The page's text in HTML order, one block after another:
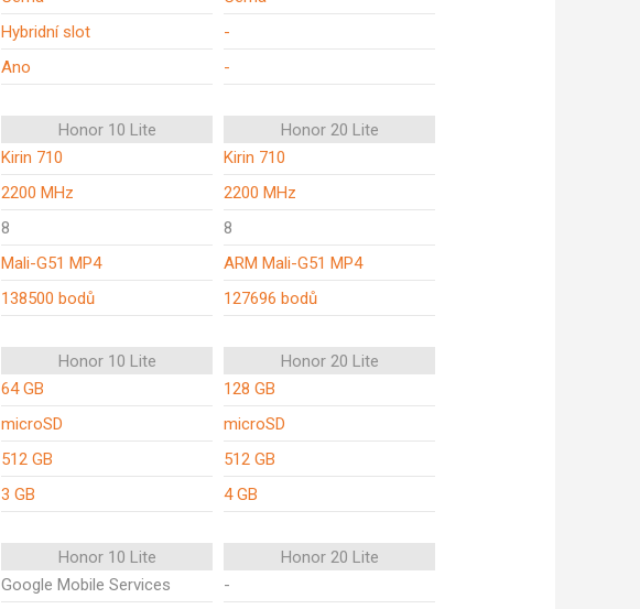
Hybridní slot
-
Ano -
Honor 10 Lite
Honor 20 Lite
Kirin 710
Kirin 710
2200 MHz
2200 MHz
8
8
Mali-G51 MP4
ARM Mali-G51 MP4
138500 bodů 127696 bodů
Honor 10 Lite
Honor 20 Lite
64 GB
128 GB
microSD
microSD
512 GB
512 GB
3 GB 4 GB
Honor 10 Lite
Honor 20 Lite
Google Mobile Services
-